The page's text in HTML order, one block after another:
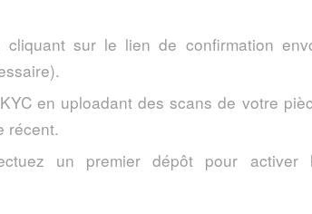
cliquant sur le lien de confirmation
en uploadant des scans de votre
récent.
un premier dépôt pour